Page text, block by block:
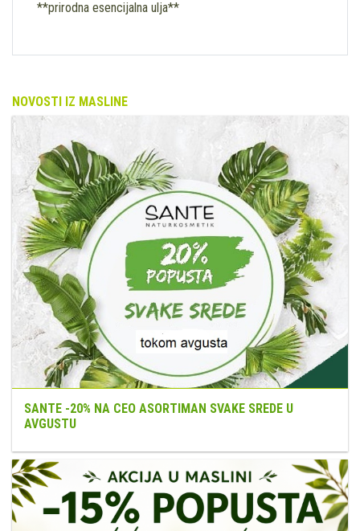
**prirodna esencijalna ulja**
NOVOSTI IZ MASLINE
SANTE -20% NA CEO ASORTIMAN SVAKE SREDE U
AVGUSTU